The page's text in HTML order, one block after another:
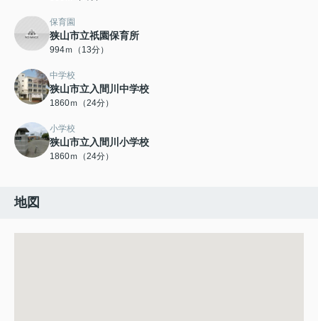
保育園
狭山市立祇園保育所
994ｍ（13分）
中学校
狭山市立入間川中学校
1860ｍ（24分）
小学校
狭山市立入間川小学校
1860ｍ（24分）
地図